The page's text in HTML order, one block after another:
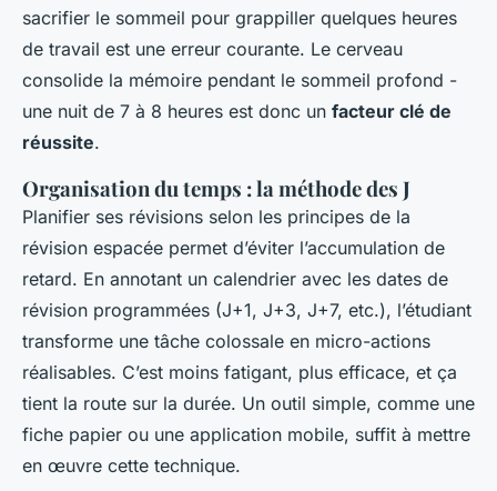
sacrifier le sommeil pour grappiller quelques heures
de travail est une erreur courante. Le cerveau
consolide la mémoire pendant le sommeil profond -
une nuit de 7 à 8 heures est donc un facteur clé de
réussite.
Organisation du temps : la méthode des J
Planifier ses révisions selon les principes de la
révision espacée permet d’éviter l’accumulation de
retard. En annotant un calendrier avec les dates de
révision programmées (J+1, J+3, J+7, etc.), l’étudiant
transforme une tâche colossale en micro-actions
réalisables. C’est moins fatigant, plus efficace, et ça
tient la route sur la durée. Un outil simple, comme une
fiche papier ou une application mobile, suffit à mettre
en œuvre cette technique.